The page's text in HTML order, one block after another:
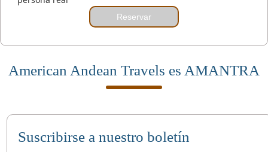
Reservar
American Andean Travels es AMANTRA
Suscribirse a nuestro boletín